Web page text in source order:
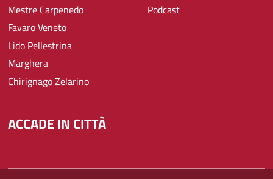
Mestre Carpenedo
Favaro Veneto
Lido Pellestrina
Marghera
Chirignago Zelarino
Podcast
ACCADE IN CITTÀ